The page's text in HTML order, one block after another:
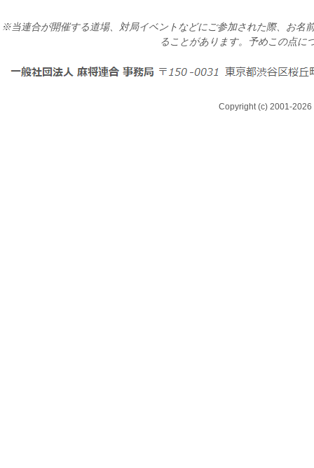
※当連合が開催する道場、対局イベントなどにご参加された際、お名
ることがあります。予めこの点に
Copyright (c) 2001-